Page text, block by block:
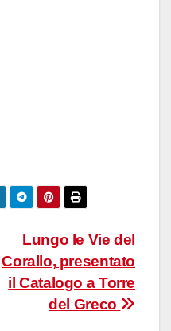
Lungo le Vie del
Corallo, presentato
il Catalogo a Torre
del Greco